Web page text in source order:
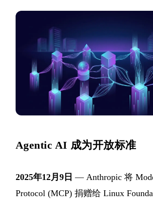
Agentic AI 成为开放标准
2025年12月9日 — Anthropic 将
Protocol (MCP) 捐赠给 Linux